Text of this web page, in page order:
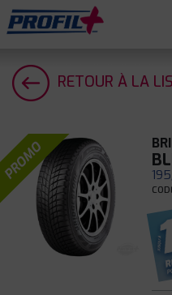
RETOUR À LA
PROMO